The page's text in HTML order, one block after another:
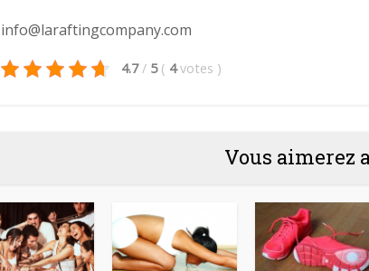
info@laraftingcompany.com
4.7 / 5 ( 4 votes )
Vous aimerez